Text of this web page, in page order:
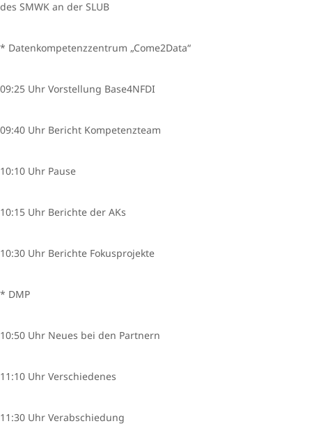
des SMWK an der SLUB
* Datenkompetenzzentrum „Come2Data“
09:25 Uhr Vorstellung Base4NFDI
09:40 Uhr Bericht Kompetenzteam
10:10 Uhr Pause
10:15 Uhr Berichte der AKs
10:30 Uhr Berichte Fokusprojekte
* DMP
10:50 Uhr Neues bei den Partnern
11:10 Uhr Verschiedenes
11:30 Uhr Verabschiedung